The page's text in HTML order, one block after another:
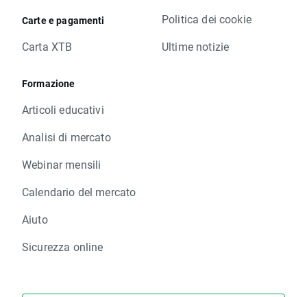
Carte e pagamenti
Carta XTB
Formazione
Articoli educativi
Analisi di mercato
Webinar mensili
Calendario del mercato
Aiuto
Sicurezza online
Politica dei cookie
Ultime notizie